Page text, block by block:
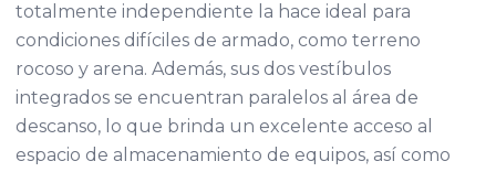
totalmente independiente la hace ideal para
condiciones difíciles de armado, como terreno
rocoso y arena. Además, sus dos vestíbulos
integrados se encuentran paralelos al área de
descanso, lo que brinda un excelente acceso al
espacio de almacenamiento de equipos, así como